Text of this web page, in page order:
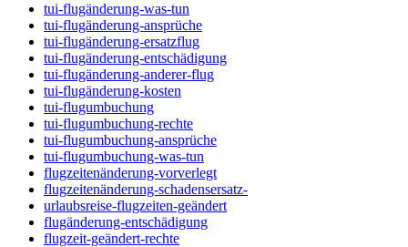
tui-flugänderung-was-tun
tui-flugänderung-ansprüche
tui-flugänderung-ersatzflug
tui-flugänderung-entschädigung
tui-flugänderung-anderer-flug
tui-flugänderung-kosten
tui-flugumbuchung
tui-flugumbuchung-rechte
tui-flugumbuchung-ansprüche
tui-flugumbuchung-was-tun
flugzeitenänderung-vorverlegt
flugzeitenänderung-schadensersatz-
urlaubsreise-flugzeiten-geändert
flugänderung-entschädigung
flugzeit-geändert-rechte